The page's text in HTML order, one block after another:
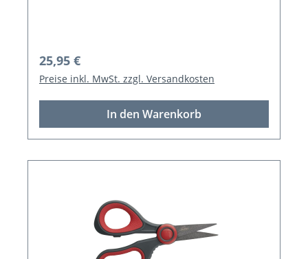
Regulärer Preis:
25,95 €
Preise inkl. MwSt. zzgl. Versandkosten
In den Warenkorb